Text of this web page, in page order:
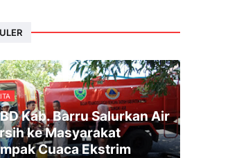
Kab. Barru Salurkan Air
ke Masyarakat
Cuaca Ekstrim